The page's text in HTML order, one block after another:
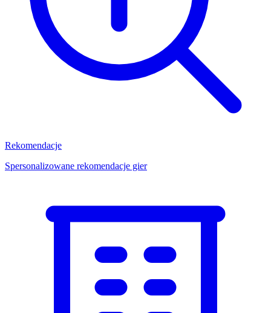
Rekomendacje
Spersonalizowane rekomendacje gier